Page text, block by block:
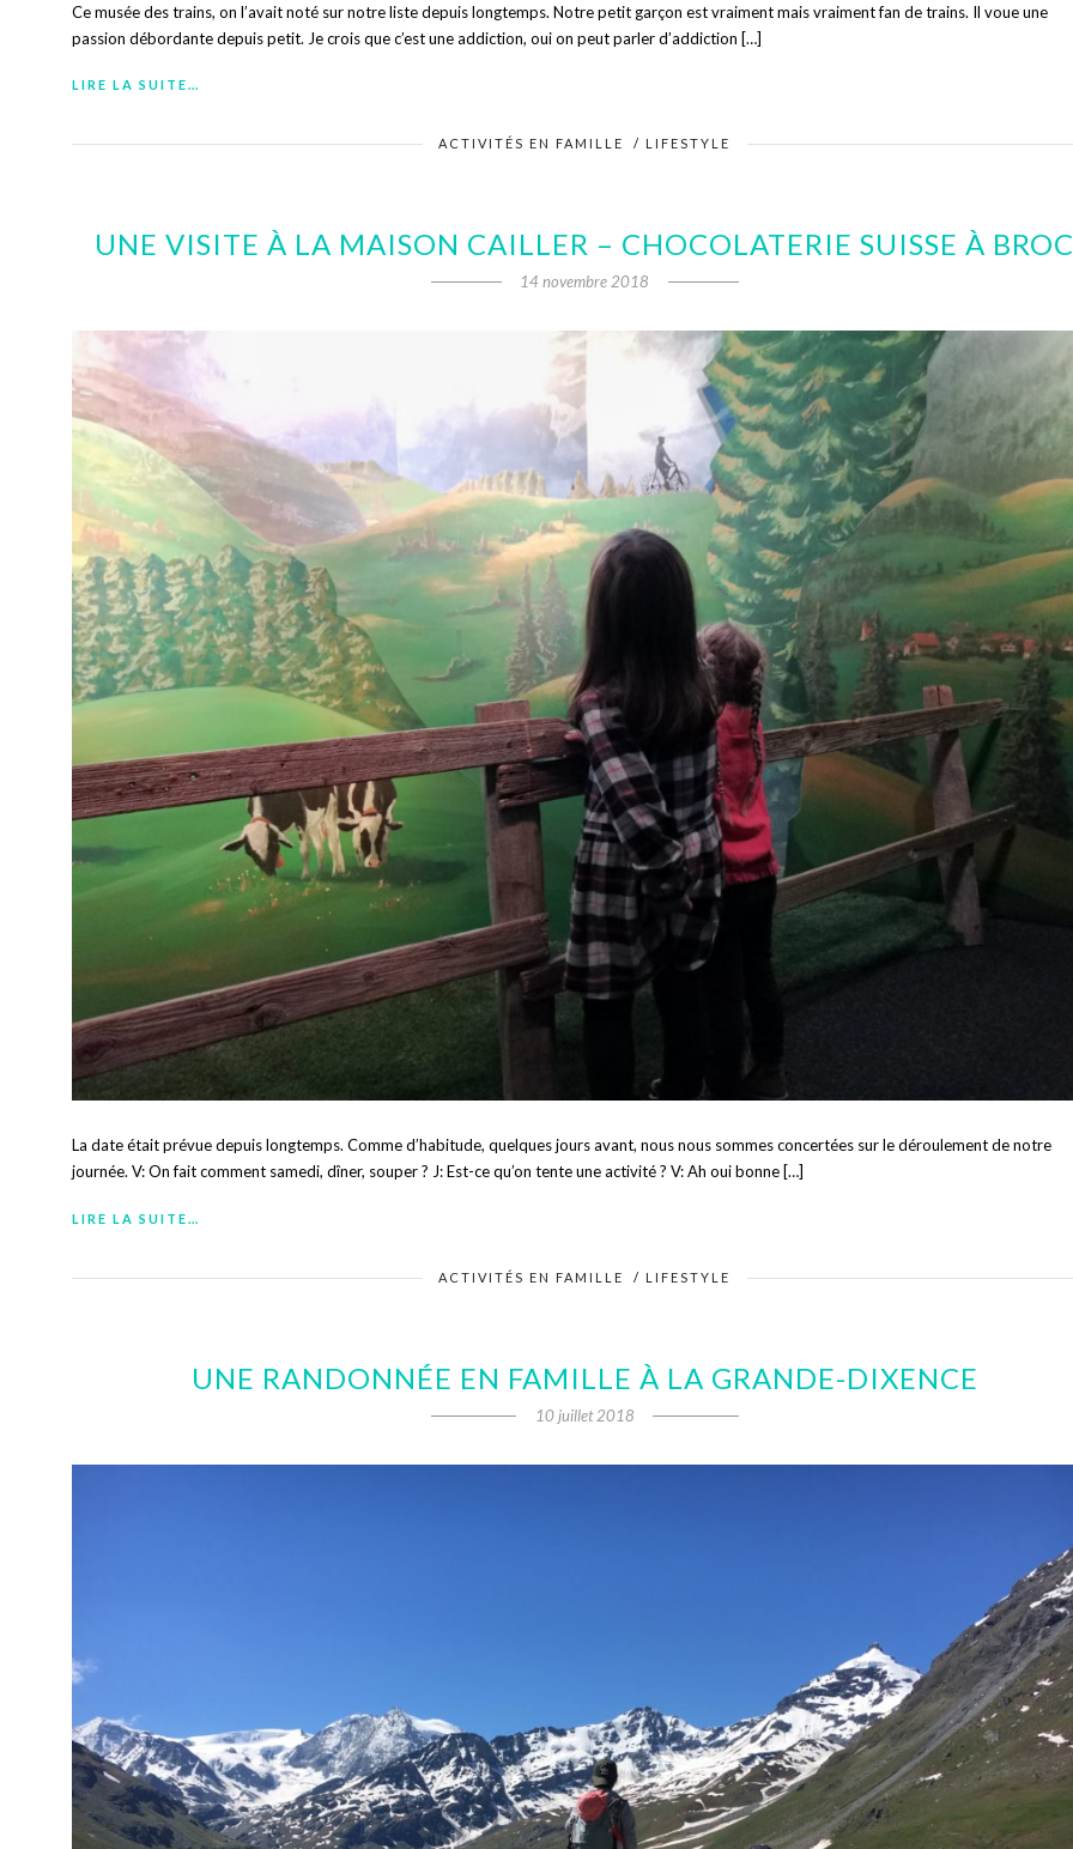
Ce musée des trains, on l’avait noté sur notre liste depuis longtemps. Notre petit garçon est vraiment mais vraiment fan de trains. Il voue une
passion débordante depuis petit. Je crois que c’est une addiction, oui on peut parler d’addiction […]
LIRE LA SUITE…
ACTIVITÉS EN FAMILLE / LIFESTYLE
UNE VISITE À LA MAISON CAILLER – CHOCOLATERIE SUISSE À
14 novembre 2018
La date était prévue depuis longtemps. Comme d’habitude, quelques jours avant, nous nous sommes concertées sur le déroulement de notre
journée. V: On fait comment samedi, dîner, souper ? J: Est-ce qu’on tente une activité ? V: Ah oui bonne […]
LIRE LA SUITE…
ACTIVITÉS EN FAMILLE / LIFESTYLE
UNE RANDONNÉE EN FAMILLE À LA GRANDE-DIXENCE
10 juillet 2018